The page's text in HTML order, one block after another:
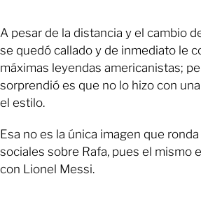
A pesar de la distancia y el cambio
se quedó callado y de inmediato le
máximas leyendas americanistas;
sorprendió es que no lo hizo con
el estilo.
Esa no es la única imagen que
sociales sobre Rafa, pues el mismo
con Lionel Messi.